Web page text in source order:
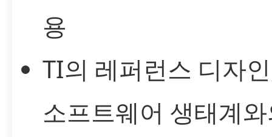
용
TI의 레퍼런스 디자
소프트웨어 생태계